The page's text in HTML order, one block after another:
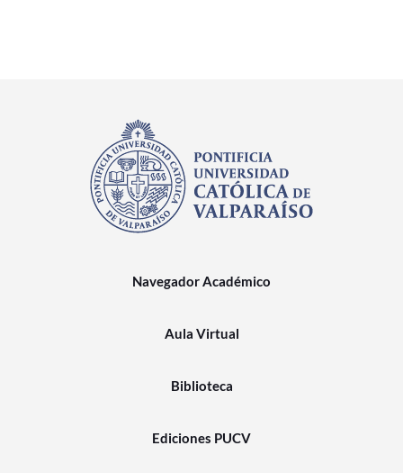
Navegador Académico
Aula Virtual
Biblioteca
Ediciones PUCV